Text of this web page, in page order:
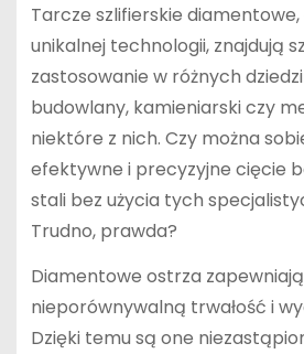
Tarcze szlifierskie diamentowe,
unikalnej technologii, znajdują
zastosowanie w różnych
budowlany, kamieniarski czy
niektóre z nich. Czy można
efektywne i precyzyjne cięcie
stali bez użycia tych
Trudno, prawda?
Diamentowe ostrza zapewniają
nieporównywalną trwałość i
Dzięki temu są one